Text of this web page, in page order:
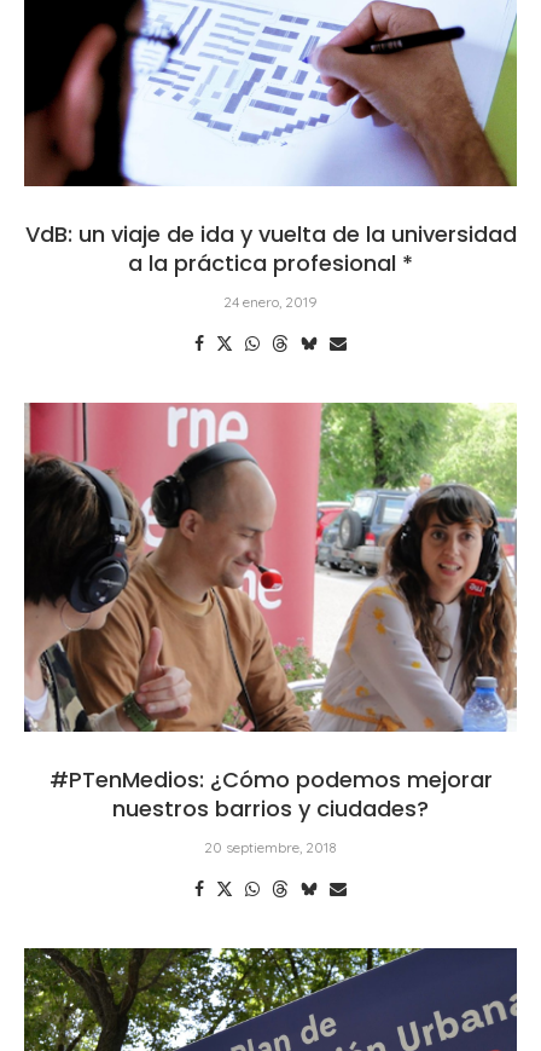
VdB: un viaje de ida y vuelta de la universidad
a la práctica profesional *
24 enero, 2019
#PTenMedios: ¿Cómo podemos mejorar
nuestros barrios y ciudades?
20 septiembre, 2018